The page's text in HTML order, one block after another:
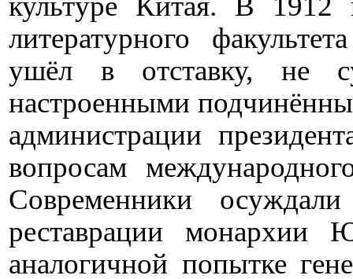
литературного
ушёл в отставку, не
настроенными
администрации
вопросам
Современники
реставрации
аналогичной попытке